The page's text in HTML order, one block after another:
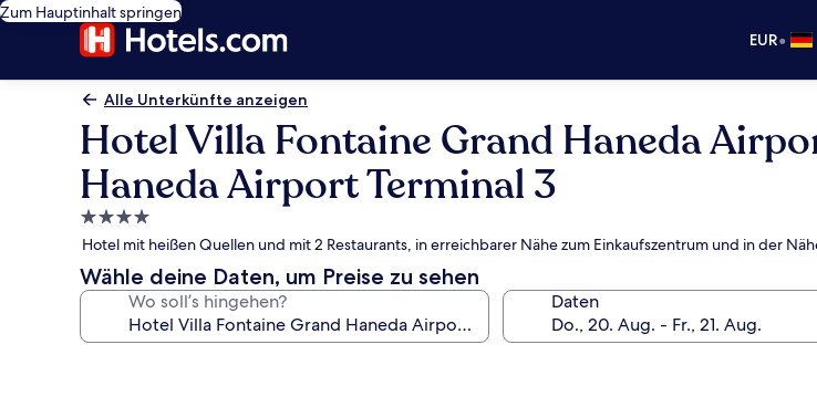
Zum Hauptinhalt springen
EUR•
Alle Unterkünfte anzeigen
Hotel Villa Fontaine Grand Haneda
Haneda Airport Terminal 3
4.0-
Sterne-
Unterkunft
Hotel mit heißen Quellen und mit 2 Restaurants, in erreichbarer Nähe zum Einkaufszentrum und in der
Wähle deine Daten, um Preise zu sehen
Wo soll’s hingehen? Daten